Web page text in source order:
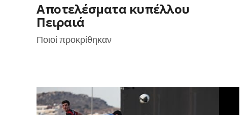
Αποτελέσματα κυπέλλου
Πειραιά
Ποιοί προκρίθηκαν